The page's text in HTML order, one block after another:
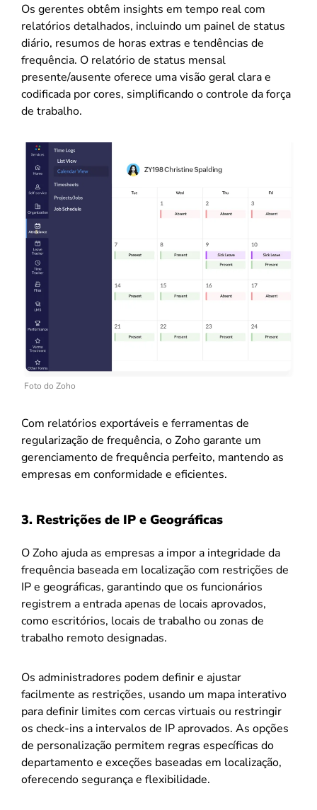
Os gerentes obtêm insights em tempo real com
relatórios detalhados, incluindo um painel de status
diário, resumos de horas extras e tendências de
frequência. O relatório de status mensal
presente/ausente oferece uma visão geral clara e
codificada por cores, simplificando o controle da força
de trabalho.
Foto do Zoho
Com relatórios exportáveis e ferramentas de
regularização de frequência, o Zoho garante um
gerenciamento de frequência perfeito, mantendo as
empresas em conformidade e eficientes.
3. Restrições de IP e Geográficas
O Zoho ajuda as empresas a impor a integridade da
frequência baseada em localização com restrições de
IP e geográficas, garantindo que os funcionários
registrem a entrada apenas de locais aprovados,
como escritórios, locais de trabalho ou zonas de
trabalho remoto designadas.
Os administradores podem definir e ajustar
facilmente as restrições, usando um mapa interativo
para definir limites com cercas virtuais ou restringir
os check-ins a intervalos de IP aprovados. As opções
de personalização permitem regras específicas do
departamento e exceções baseadas em localização,
oferecendo segurança e flexibilidade.